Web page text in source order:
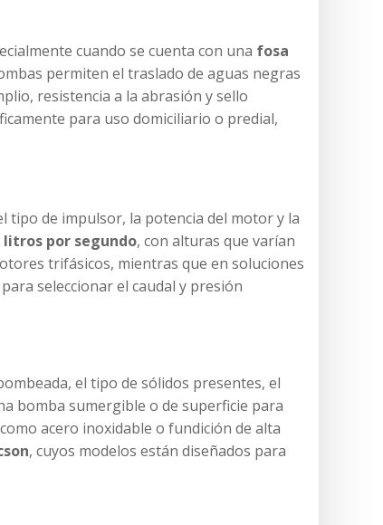
cuando se cuenta con una fosa
permiten el traslado de aguas negras
resistencia a la abrasión y sello
para uso domiciliario o predial,
tipo de impulsor, la potencia del motor y la
litros por segundo, con alturas que varían
trifásicos, mientras que en soluciones
seleccionar el caudal y presión
el tipo de sólidos presentes, el
bomba sumergible o de superficie para
acero inoxidable o fundición de alta
, cuyos modelos están diseñados para